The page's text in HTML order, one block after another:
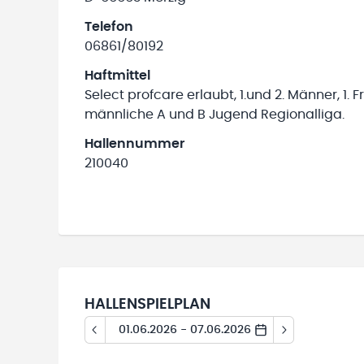
Telefon
06861/80192
Haftmittel
Select profcare erlaubt, 1.und 2. Männer, 1.
männliche A und B Jugend Regionalliga.
Hallennummer
210040
HALLENSPIELPLAN
01.06.2026 - 07.06.2026